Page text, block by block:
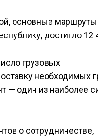
основные маршруты
достигло 12
грузовых
необходимых
— один из наиболее
о сотрудничестве,